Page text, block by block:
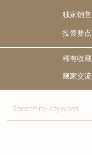
独家销售
​投资要点
稀有收藏
​藏家交流